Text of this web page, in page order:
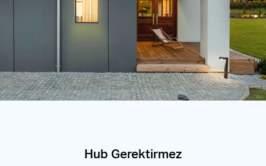
Hub Gerektirmez